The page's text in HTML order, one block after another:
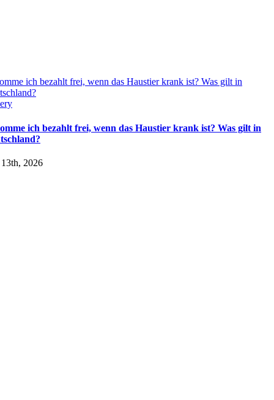
ich bezahlt frei, wenn das Haustier krank ist? Was gilt in
ich bezahlt frei, wenn das Haustier krank ist? Was gilt in
2026